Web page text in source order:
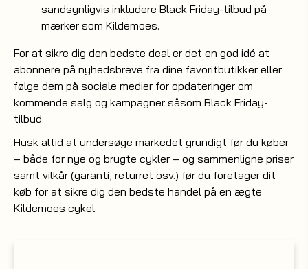
sandsynligvis inkludere Black Friday-tilbud på
mærker som Kildemoes.
For at sikre dig den bedste deal er det en god idé at
abonnere på nyhedsbreve fra dine favoritbutikker eller
følge dem på sociale medier for opdateringer om
kommende salg og kampagner såsom Black Friday-
tilbud.
Husk altid at undersøge markedet grundigt før du køber
– både for nye og brugte cykler – og sammenligne priser
samt vilkår (garanti, returret osv.) før du foretager dit
køb for at sikre dig den bedste handel på en ægte
Kildemoes cykel.